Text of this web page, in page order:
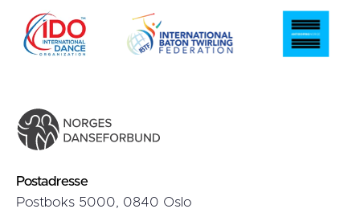
Postadresse
Postboks 5000, 0840 Oslo